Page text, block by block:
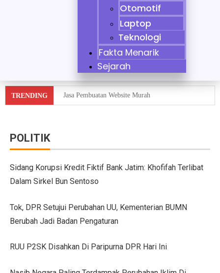
Otomotif
Laptop
Teknologi
Fakta Menarik
Sejarah
TRENDING Jasa Pembuatan Website Murah
GIIAS Bandung 2025: Sinergi Pemerintah, Industri,
Trio Unggulan Suzuki di GIIAS Bandung 2025:
POLITIK
Sidang Korupsi Kredit Fiktif Bank Jatim: Khofifah Terlibat
Dalam Sirkel Bun Sentoso
Tok, DPR Setujui Perubahan UU, Kementerian BUMN
Berubah Jadi Badan Pengaturan
RUU P2SK Disahkan Di Paripurna DPR Hari Ini